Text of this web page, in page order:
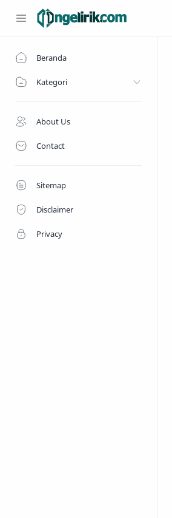
Beranda
Kategori
About Us
Contact
Sitemap
Disclaimer
Privacy